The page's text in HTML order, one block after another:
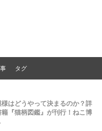
タグ
はどうやって決まるのか？詳
籍『猫柄図鑑』が刊行！ねこ博